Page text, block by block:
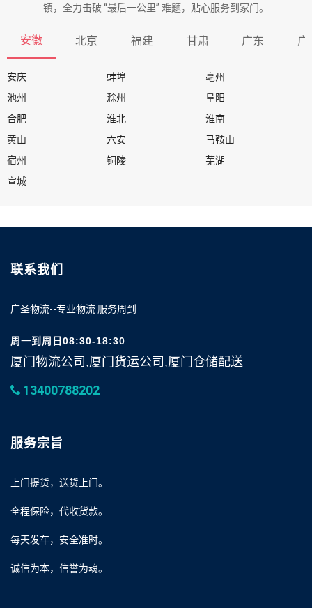
镇，全力击破 “最后一公里” 难题，贴心服务到家门。
安徽 北京 福建 甘肃 广东 广
安庆 蚌埠
亳州
池州
滁州
阜阳
合肥
淮北
淮南
黄山
六安
马鞍山
宿州
铜陵
芜湖
宣城
联系我们
广圣物流--专业物流 服务周到
周一到周日08:30-18:30
厦门物流公司,厦门货运公司,厦门仓储配送
13400788202
服务宗旨
上门提货，送货上门。
全程保险，代收货款。
每天发车，安全准时。
诚信为本，信誉为魂。